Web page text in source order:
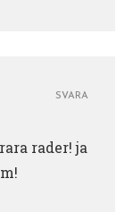
rader! ja
SVARA